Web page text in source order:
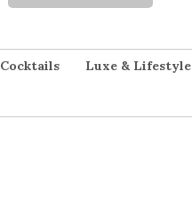
Cocktails Luxe & Lifestyle